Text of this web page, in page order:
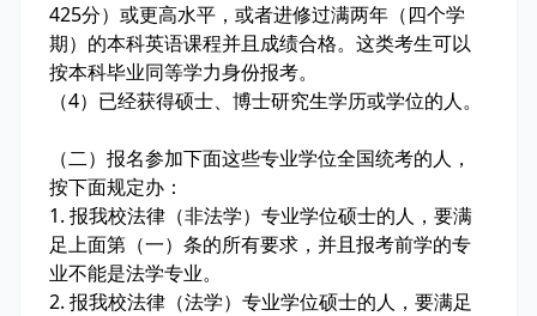
425分）或更高水平，或者进修过满两年（四个学
期）的本科英语课程并且成绩合格。这类考生可以
按本科毕业同等学力身份报考。
（4）已经获得硕士、博士研究生学历或学位的人。
（二）报名参加下面这些专业学位全国统考的人，
按下面规定办：
1. 报我校法律（非法学）专业学位硕士的人，要满
足上面第（一）条的所有要求，并且报考前学的专
业不能是法学专业。
2. 报我校法律（法学）专业学位硕士的人，要满足